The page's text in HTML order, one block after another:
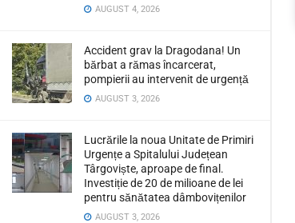
AUGUST 4, 2026
Accident grav la Dragodana! Un
bărbat a rămas încarcerat,
pompierii au intervenit de urgență
AUGUST 3, 2026
Lucrările la noua Unitate de Primiri
Urgențe a Spitalului Județean
Târgoviște, aproape de final.
Investiție de 20 de milioane de lei
pentru sănătatea dâmbovițenilor
AUGUST 3, 2026